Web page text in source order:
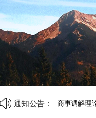
通知公告：
山西省中小
商事调解理